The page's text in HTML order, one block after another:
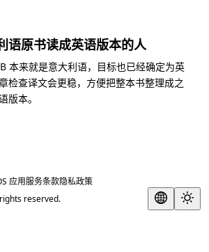
语原书读成英语版本的人
本来就是意大利语，目标也已经确定为英
检查译文会更稳，方便把整本书整理成之
版本。
应用服务条款隐私政策
reserved.